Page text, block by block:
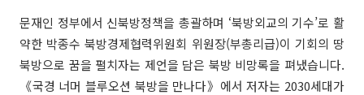
문재인 정부에서 신북방정책을 총괄하며 ‘북방외교의 기수’로 활
약한 박종수 북방경제협력위원회 위원장(부총리급)이 기회의 땅
북방으로 꿈을 펼치자는 제언을 담은 북방 비망록을 펴냈습니다.
《국경 너머 블루오션 북방을 만나다》에서 저자는 2030세대가